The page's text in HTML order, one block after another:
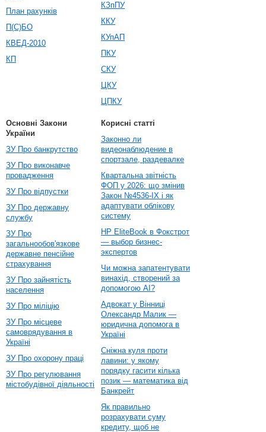
План рахунків
П(С)БО
КВЕД-2010
КП
КЗпПУ
ККУ
КУпАП
ПКУ
СКУ
ЦКУ
ЦПКУ
Основні Закони
України
ЗУ Про банкрутство
ЗУ Про виконавче
провадження
ЗУ Про відпустки
ЗУ Про державну
службу
ЗУ Про
загальнообов'язкове
державне пенсійне
страхування
ЗУ Про зайнятість
населення
ЗУ Про міліцію
ЗУ Про місцеве
самоврядування в
Україні
ЗУ Про охорону праці
ЗУ Про регулювання
містобудівної діяльності
Корисні статті
Законно ли
видеонаблюдение в
спортзале, раздевалке
Квартальна звітність
ФОП у 2026: що змінив
Закон №4536-IX і як
адаптувати облікову
систему
HP EliteBook в Фокстрот
— выбор бизнес-
экспертов
Чи можна запатентувати
винахід, створений за
допомогою AI?
Адвокат у Вінниці
Олександр Малик —
юридична допомога в
Україні
Сніжна куля проти
лавини: у якому
порядку гасити кілька
позик — математика від
Банкрейт
Як правильно
розрахувати суму
кредиту, щоб не